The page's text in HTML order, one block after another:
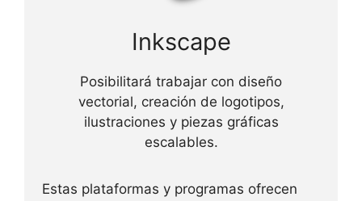
Inkscape
Posibilitará trabajar con diseño
vectorial, creación de logotipos,
ilustraciones y piezas gráficas
escalables.
Estas plataformas y programas ofrecen